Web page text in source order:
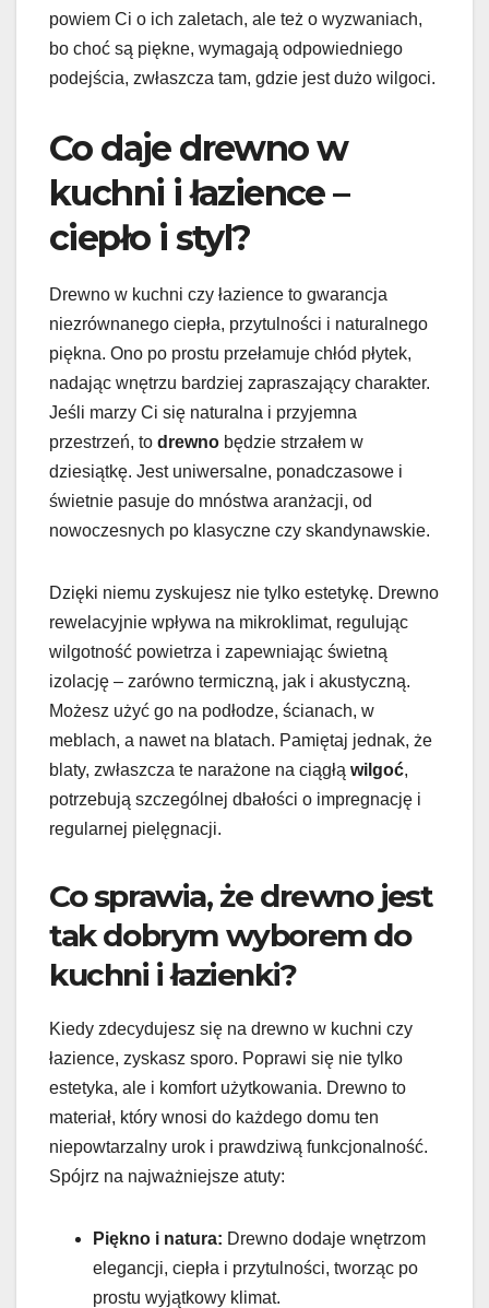
powiem Ci o ich zaletach, ale też o wyzwaniach,
bo choć są piękne, wymagają odpowiedniego
podejścia, zwłaszcza tam, gdzie jest dużo wilgoci.
Co daje drewno w
kuchni i łazience –
ciepło i styl?
Drewno w kuchni czy łazience to gwarancja
niezrównanego ciepła, przytulności i naturalnego
piękna. Ono po prostu przełamuje chłód płytek,
nadając wnętrzu bardziej zapraszający charakter.
Jeśli marzy Ci się naturalna i przyjemna
przestrzeń, to drewno będzie strzałem w
dziesiątkę. Jest uniwersalne, ponadczasowe i
świetnie pasuje do mnóstwa aranżacji, od
nowoczesnych po klasyczne czy skandynawskie.
Dzięki niemu zyskujesz nie tylko estetykę. Drewno
rewelacyjnie wpływa na mikroklimat, regulując
wilgotność powietrza i zapewniając świetną
izolację – zarówno termiczną, jak i akustyczną.
Możesz użyć go na podłodze, ścianach, w
meblach, a nawet na blatach. Pamiętaj jednak, że
blaty, zwłaszcza te narażone na ciągłą wilgoć,
potrzebują szczególnej dbałości o impregnację i
regularnej pielęgnacji.
Co sprawia, że drewno jest
tak dobrym wyborem do
kuchni i łazienki?
Kiedy zdecydujesz się na drewno w kuchni czy
łazience, zyskasz sporo. Poprawi się nie tylko
estetyka, ale i komfort użytkowania. Drewno to
materiał, który wnosi do każdego domu ten
niepowtarzalny urok i prawdziwą funkcjonalność.
Spójrz na najważniejsze atuty:
Piękno i natura: Drewno dodaje wnętrzom
elegancji, ciepła i przytulności, tworząc po
prostu wyjątkowy klimat.